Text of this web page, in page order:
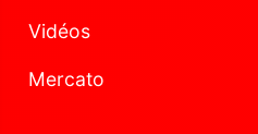
Vidéos
Mercato